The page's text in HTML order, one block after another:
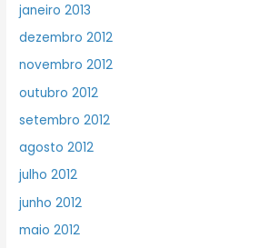
janeiro 2013
dezembro 2012
novembro 2012
outubro 2012
setembro 2012
agosto 2012
julho 2012
junho 2012
maio 2012